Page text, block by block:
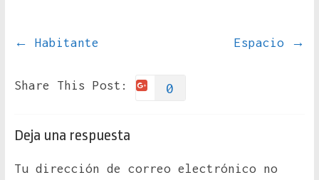
← Habitante Espacio →
Share This Post: 0
Deja una respuesta
Tu dirección de correo electrónico no